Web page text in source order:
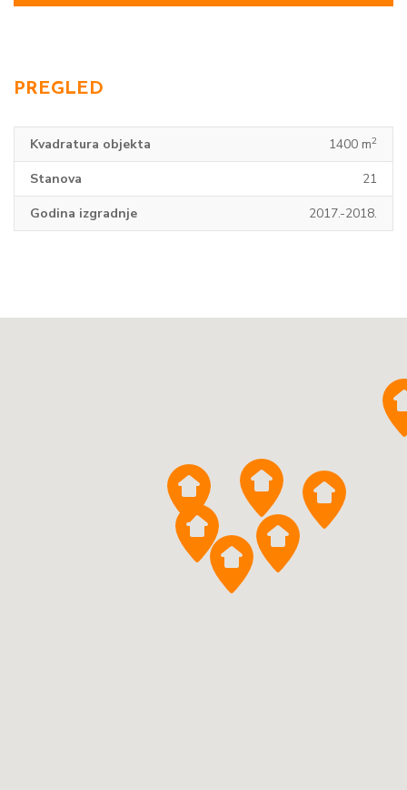
PREGLED
Kvadratura objekta 1400 m2
Stanova
21
Godina izgradnje
2017.-2018.